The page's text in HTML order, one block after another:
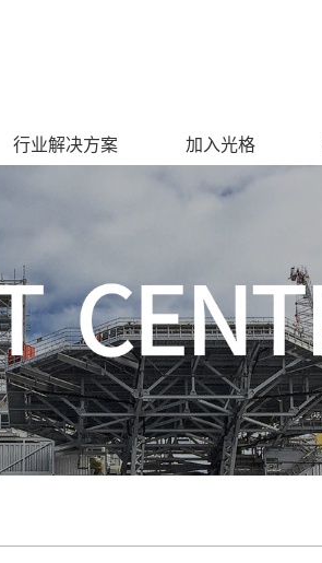
行业解决方案 加入光格